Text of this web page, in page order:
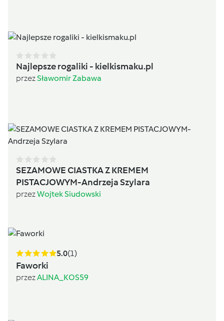
Najlepsze rogaliki - kielkismaku.pl
przezSławomir Zabawa
SEZAMOWE CIASTKA Z KREMEM
PISTACJOWYM-Andrzeja Szylara
przezWojtek Siudowski
5.0(1)
Faworki
przezALINA_KOS59